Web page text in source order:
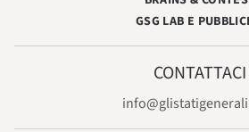
GSG LAB E
CONTATTACI